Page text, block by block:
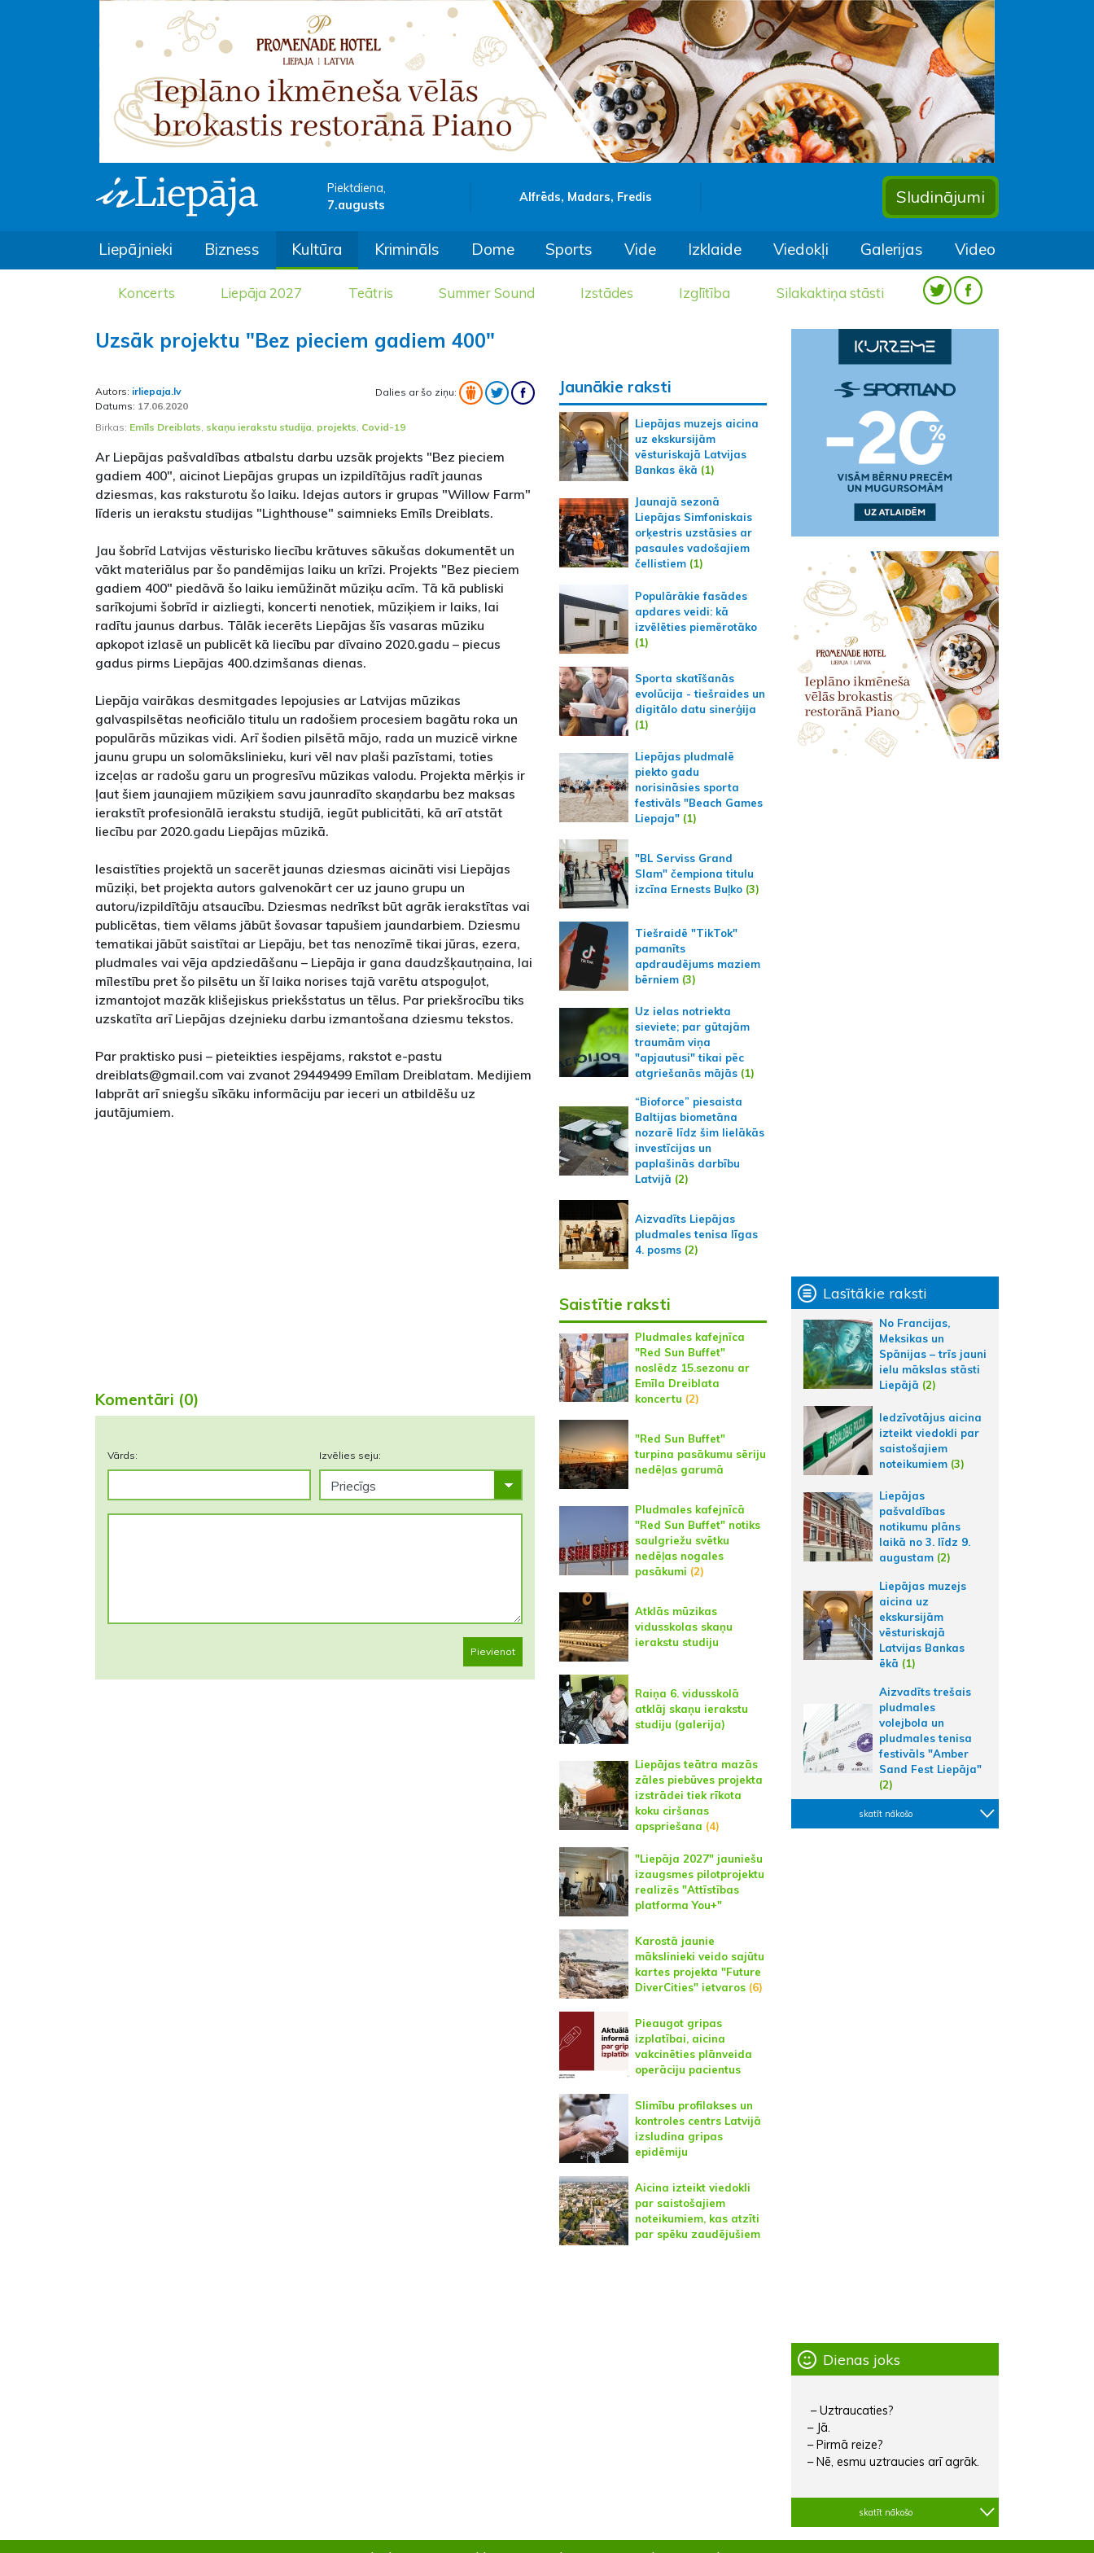
Piektdiena,
7.augusts
Alfrēds, Madars, Fredis Sludinājumi
Liepājnieki Bizness Kultūra Krimināls Dome Sports Vide Izklaide Viedokļi Galerijas Video
Koncerts Liepāja 2027 Teātris Summer Sound Izstādes Izglītība Silakaktiņa stāsti
Uzsāk projektu "Bez pieciem gadiem 400"
Autors: irliepaja.lv
Datums: 17.06.2020
Dalies ar šo ziņu:
Birkas: Emīls Dreiblats, skaņu ierakstu studija, projekts, Covid-19
Ar Liepājas pašvaldības atbalstu darbu uzsāk projekts "Bez pieciem
gadiem 400", aicinot Liepājas grupas un izpildītājus radīt jaunas
dziesmas, kas raksturotu šo laiku. Idejas autors ir grupas "Willow Farm"
līderis un ierakstu studijas "Lighthouse" saimnieks Emīls Dreiblats.
Jau šobrīd Latvijas vēsturisko liecību krātuves sākušas dokumentēt un
vākt materiālus par šo pandēmijas laiku un krīzi. Projekts "Bez pieciem
gadiem 400" piedāvā šo laiku iemūžināt mūziķu acīm. Tā kā publiski
sarīkojumi šobrīd ir aizliegti, koncerti nenotiek, mūziķiem ir laiks, lai
radītu jaunus darbus. Tālāk iecerēts Liepājas šīs vasaras mūziku
apkopot izlasē un publicēt kā liecību par dīvaino 2020.gadu – piecus
gadus pirms Liepājas 400.dzimšanas dienas.
Liepāja vairākas desmitgades lepojusies ar Latvijas mūzikas
galvaspilsētas neoficiālo titulu un radošiem procesiem bagātu roka un
populārās mūzikas vidi. Arī šodien pilsētā mājo, rada un muzicē virkne
jaunu grupu un solomākslinieku, kuri vēl nav plaši pazīstami, toties
izceļas ar radošu garu un progresīvu mūzikas valodu. Projekta mērķis ir
ļaut šiem jaunajiem mūziķiem savu jaunradīto skaņdarbu bez maksas
ierakstīt profesionālā ierakstu studijā, iegūt publicitāti, kā arī atstāt
liecību par 2020.gadu Liepājas mūzikā.
Iesaistīties projektā un sacerēt jaunas dziesmas aicināti visi Liepājas
mūziķi, bet projekta autors galvenokārt cer uz jauno grupu un
autoru/izpildītāju atsaucību. Dziesmas nedrīkst būt agrāk ierakstītas vai
publicētas, tiem vēlams jābūt šovasar tapušiem jaundarbiem. Dziesmu
tematikai jābūt saistītai ar Liepāju, bet tas nenozīmē tikai jūras, ezera,
pludmales vai vēja apdziedāšanu – Liepāja ir gana daudzšķautņaina, lai
mīlestību pret šo pilsētu un šī laika norises tajā varētu atspoguļot,
izmantojot mazāk klišejiskus priekšstatus un tēlus. Par priekšrocību tiks
uzskatīta arī Liepājas dzejnieku darbu izmantošana dziesmu tekstos.
Par praktisko pusi – pieteikties iespējams, rakstot e-pastu
dreiblats@gmail.com vai zvanot 29449499 Emīlam Dreiblatam. Medijiem
labprāt arī sniegšu sīkāku informāciju par ieceri un atbildēšu uz
jautājumiem.
Komentāri (0)
Vārds: Izvēlies seju:
Pievienot
Jaunākie raksti
Liepājas muzejs aicina
uz ekskursijām
vēsturiskajā Latvijas
Bankas ēkā (1)
Jaunajā sezonā
Liepājas Simfoniskais
orķestris uzstāsies ar
pasaules vadošajiem
čellistiem(1)
Populārākie fasādes
apdares veidi: kā
izvēlēties piemērotāko
(1)
Sporta skatīšanās
evolūcija - tiešraides un
digitālo datu sinerģija
(1)
Liepājas pludmalē
piekto gadu
norisināsies sporta
festivāls "Beach Games
Liepaja"(1)
"BL Serviss Grand
Slam" čempiona titulu
izcīna Ernests Buļko(3)
Tiešraidē "TikTok"
pamanīts
apdraudējums maziem
bērniem(3)
Uz ielas notriekta
sieviete; par gūtajām
traumām viņa
"apjautusi" tikai pēc
atgriešanās mājās(1)
“Bioforce” piesaista
Baltijas biometāna
nozarē līdz šim lielākās
investīcijas un
paplašinās darbību
Latvijā (2)
Aizvadīts Liepājas
pludmales tenisa līgas
4. posms(2)
Saistītie raksti
Pludmales kafejnīca
"Red Sun Buffet"
noslēdz 15.sezonu ar
Emīla Dreiblata
koncertu (2)
"Red Sun Buffet"
turpina pasākumu sēriju
nedēļas garumā
Pludmales kafejnīcā
"Red Sun Buffet" notiks
saulgriežu svētku
nedēļas nogales
pasākumi (2)
Atklās mūzikas
vidusskolas skaņu
ierakstu studiju
Raiņa 6. vidusskolā
atklāj skaņu ierakstu
studiju (galerija)
Liepājas teātra mazās
zāles piebūves projekta
izstrādei tiek rīkota
koku ciršanas
apspriešana (4)
"Liepāja 2027" jauniešu
izaugsmes pilotprojektu
realizēs "Attīstības
platforma You+"
Karostā jaunie
mākslinieki veido sajūtu
kartes projekta "Future
DiverCities" ietvaros(6)
Pieaugot gripas
izplatībai, aicina
vakcinēties plānveida
operāciju pacientus
Slimību profilakses un
kontroles centrs Latvijā
izsludina gripas
epidēmiju
Aicina izteikt viedokli
par saistošajiem
noteikumiem, kas atzīti
par spēku zaudējušiem
Lasītākie raksti
No Francijas,
Meksikas un
Spānijas – trīs jauni
ielu mākslas stāsti
Liepājā (2)
Iedzīvotājus aicina
izteikt viedokli par
saistošajiem
noteikumiem (3)
Liepājas
pašvaldības
notikumu plāns
laikā no 3. līdz 9.
augustam (2)
Liepājas muzejs
aicina uz
ekskursijām
vēsturiskajā
Latvijas Bankas
ēkā (1)
Aizvadīts trešais
pludmales
volejbola un
pludmales tenisa
festivāls "Amber
Sand Fest Liepāja"
(2)
skatīt nākošo
Dienas joks
– Uztraucaties?
– Jā.
– Pirmā reize?
– Nē, esmu uztraucies arī agrāk.
skatīt nākošo